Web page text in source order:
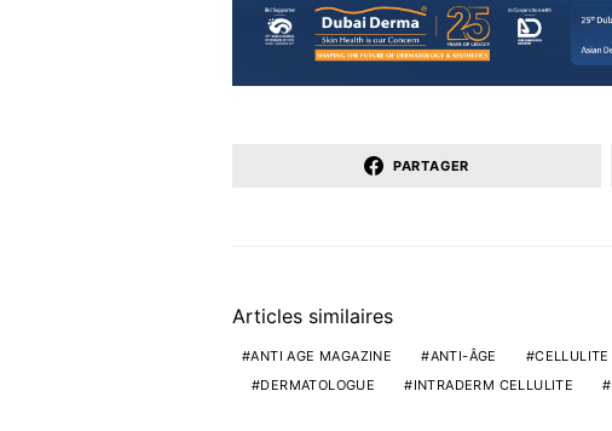
PARTAGER
Articles similaires
ANTI AGE MAGAZINE ANTI-ÂGE CELLULITE
DERMATOLOGUE
INTRADERM CELLULITE